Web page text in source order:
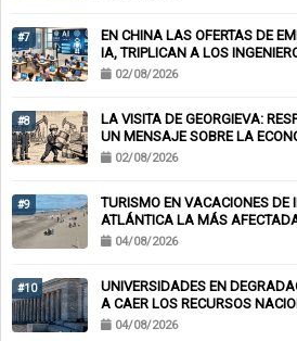
#7
EN CHINA LAS OFERTAS DE
IA, TRIPLICAN A LOS
02/08/2026
#8
LA VISITA DE GEORGIEVA:
UN MENSAJE SOBRE LA
02/08/2026
#9
TURISMO EN VACACIONES DE
ATLÁNTICA LA MÁS
04/08/2026
#10
UNIVERSIDADES EN
A CAER LOS RECURSOS
04/08/2026